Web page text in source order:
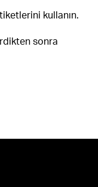
kullanın.
sonra